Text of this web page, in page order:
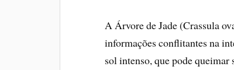
A Árvore de Jade (Crassula
informações conflitantes na
sol intenso, que pode